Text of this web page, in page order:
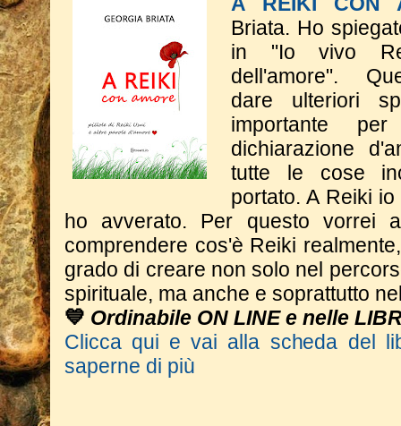
Briata. Ho
in "Io vivo
dell'amore".
dare ulteriori
importante
dichiarazione
tutte le cose
portato. A Reiki
ho avverato. ​Per questo vorrei
comprendere cos'è Reiki
grado di creare non solo nel
spirituale, ma anche e soprattutto
💙 Ordinabile ON LINE e nelle
Clicca qui e vai alla scheda del
saperne di più